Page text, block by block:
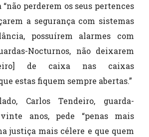
perderem os seus pertences
a segurança com sistemas
possuírem alarmes com
Nocturnos, não deixarem
de caixa nas caixas
estas fiquem sempre abertas.”
Carlos Tendeiro, guarda-
anos, pede “penas mais
justiça mais célere e que quem